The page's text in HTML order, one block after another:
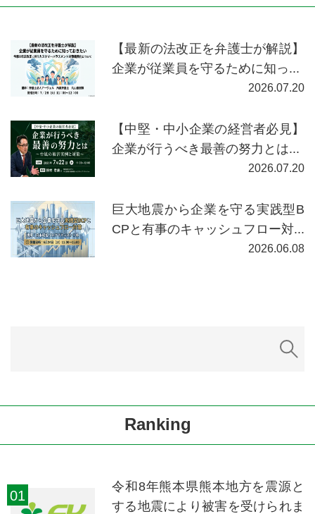
【最新の法改正を弁護士が解説】
企業が従業員を守るために知っ...
2026.07.20
【中堅・中小企業の経営者必見】
企業が行うべき最善の努力とは...
2026.07.20
巨大地震から企業を守る実践型B
CPと有事のキャッシュフロー対...
2026.06.08
Ranking
令和8年熊本県熊本地方を震源と
する地震により被害を受けられま